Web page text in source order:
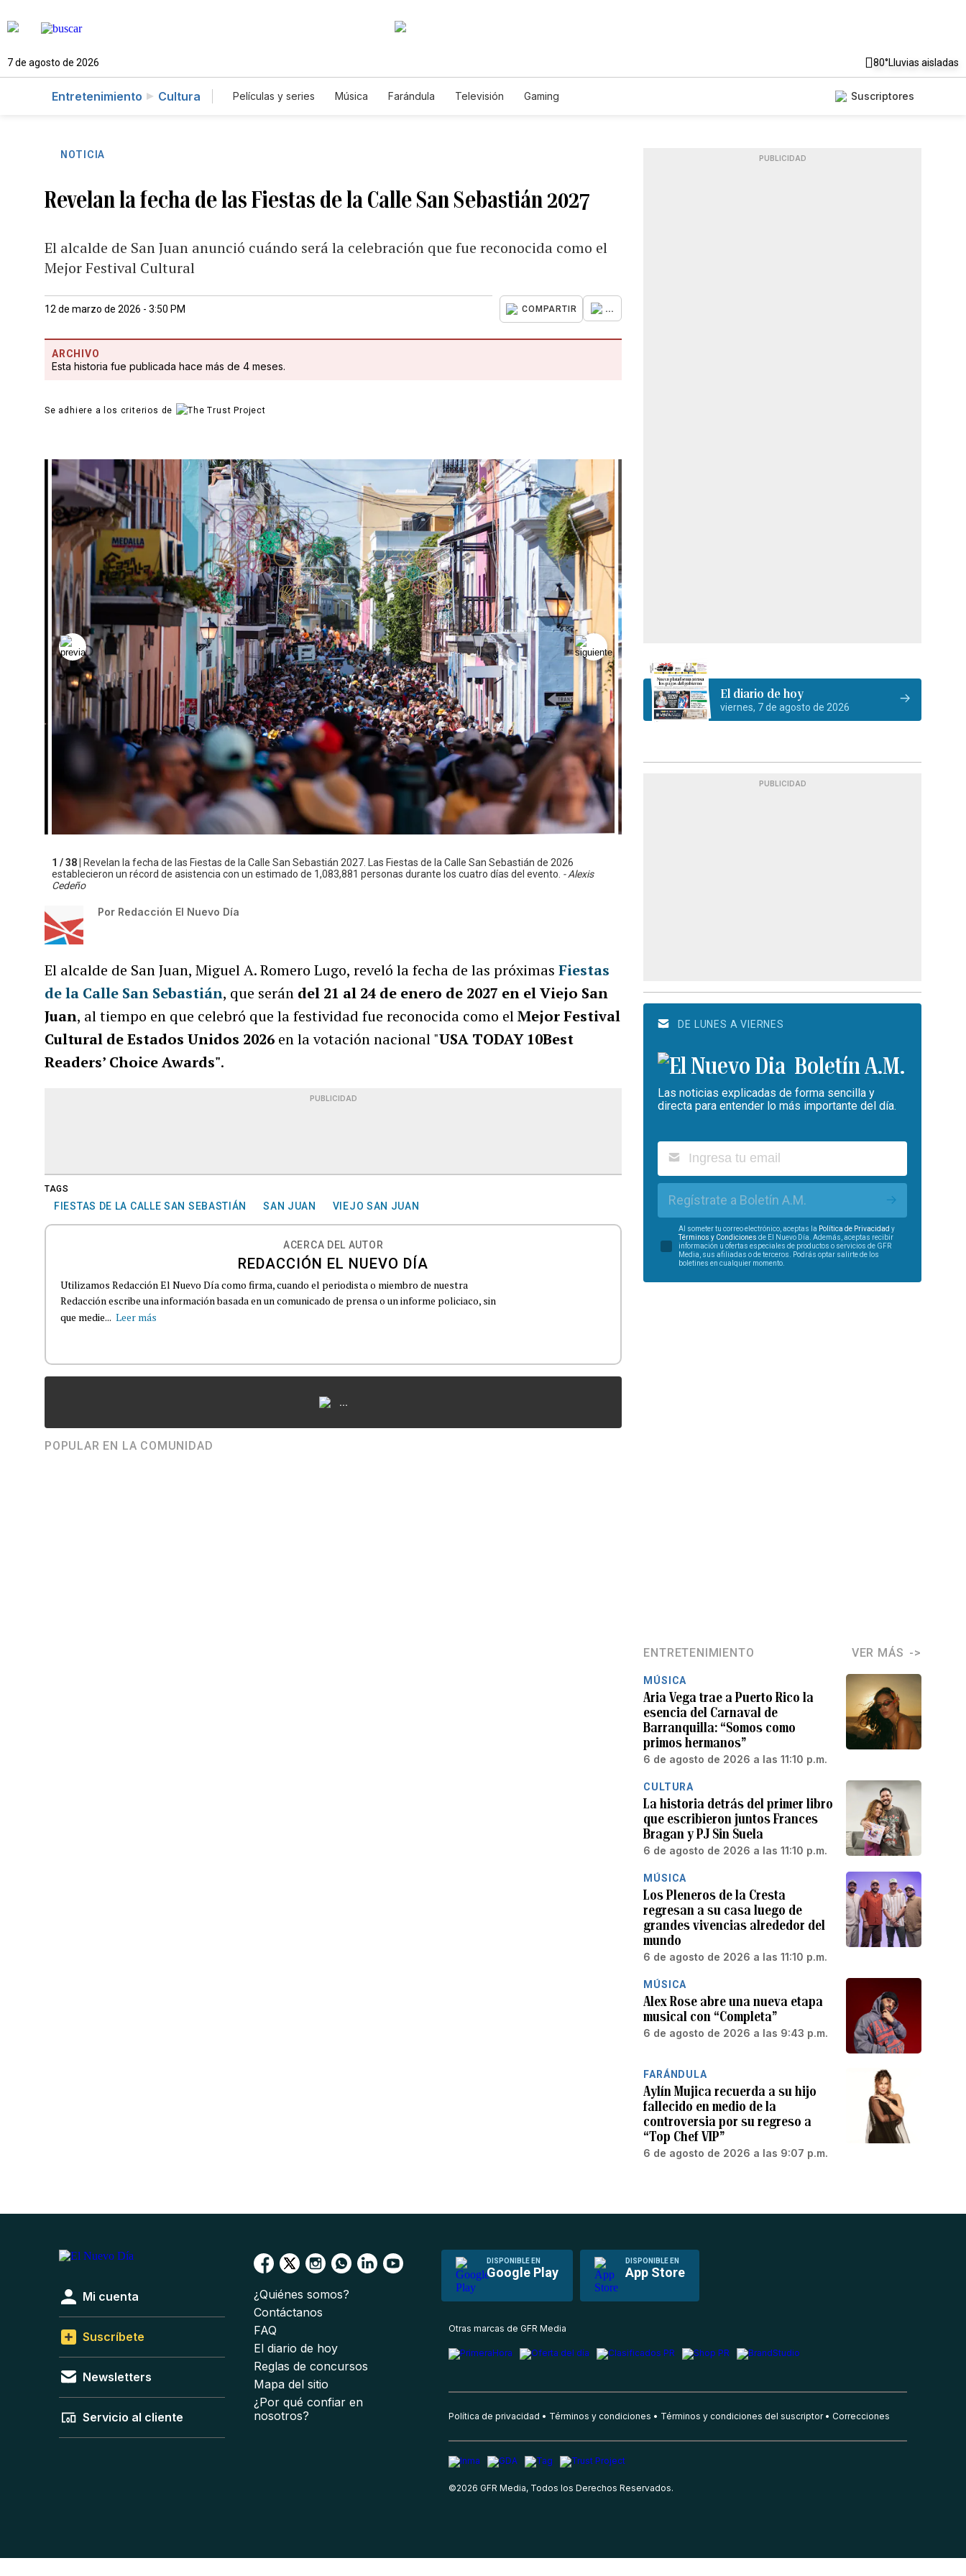
7 de agosto de 2026 80°Lluvias aisladas
Entretenimiento Cultura Películas y series Música Farándula Televisión Gaming Suscriptores
NOTICIA
Revelan la fecha de las Fiestas de la Calle San Sebastián 2027
El alcalde de San Juan anunció cuándo será la celebración que fue reconocida como el
Mejor Festival Cultural
12 de marzo de 2026 - 3:50 PM COMPARTIR ...
ARCHIVO
Esta historia fue publicada hace más de 4 meses.
Se adhiere a los criterios de
1 / 38 |
Revelan la fecha de las Fiestas de la Calle San Sebastián 2027. Las Fiestas de la Calle San Sebastián de 2026
establecieron un récord de asistencia con un estimado de 1,083,881 personas durante los cuatro días del evento. - Alexis
Cedeño
Por Redacción El Nuevo Día
El alcalde de San Juan, Miguel A. Romero Lugo, reveló la fecha de las próximasFiestas
de la Calle San Sebastián, que serán del 21 al 24 de enero de 2027 en el Viejo San
Juan, al tiempo en que celebró que la festividad fue reconocida como elMejor Festival
Cultural de Estados Unidos 2026 en la votación nacional "USA TODAY 10Best
Readers’ Choice Awards".
PUBLICIDAD
TAGS
FIESTAS DE LA CALLE SAN SEBASTIÁN SAN JUAN VIEJO SAN JUAN
ACERCA DEL AUTOR
REDACCIÓN EL NUEVO DÍA
Utilizamos Redacción El Nuevo Día como firma, cuando el periodista o miembro de nuestra
Redacción escribe una información basada en un comunicado de prensa o un informe policiaco, sin
que medie... Leer más
...
POPULAR EN LA COMUNIDAD
PUBLICIDAD
El diario de hoy
viernes, 7 de agosto de 2026
PUBLICIDAD
DE LUNES A VIERNES
Boletín A.M.
Las noticias explicadas de forma sencilla y
directa para entender lo más importante del día.
Regístrate a Boletín A.M.
Al someter tu correo electrónico, aceptas la Política de Privacidad y
Términos y Condiciones de El Nuevo Día. Además, aceptas recibir
información u ofertas especiales de productos o servicios de GFR
Media, sus afiliadas o de terceros. Podrás optar salirte de los
boletines en cualquier momento.
ENTRETENIMIENTO VER MÁS
MÚSICA
Aria Vega trae a Puerto Rico la
esencia del Carnaval de
Barranquilla: “Somos como
primos hermanos”
6 de agosto de 2026 a las 11:10 p.m.
CULTURA
La historia detrás del primer libro
que escribieron juntos Frances
Bragan y PJ Sin Suela
6 de agosto de 2026 a las 11:10 p.m.
MÚSICA
Los Pleneros de la Cresta
regresan a su casa luego de
grandes vivencias alrededor del
mundo
6 de agosto de 2026 a las 11:10 p.m.
MÚSICA
Alex Rose abre una nueva etapa
musical con “Completa”
6 de agosto de 2026 a las 9:43 p.m.
FARÁNDULA
Aylín Mujica recuerda a su hijo
fallecido en medio de la
controversia por su regreso a
“Top Chef VIP”
6 de agosto de 2026 a las 9:07 p.m.
DISPONIBLE EN
Google Play
DISPONIBLE EN
App Store
Mi cuenta
Suscríbete
Newsletters
Servicio al cliente
¿Quiénes somos?
Contáctanos
FAQ
El diario de hoy
Reglas de concursos
Mapa del sitio
¿Por qué confiar en
nosotros?
Otras marcas de GFR Media
Política de privacidad Términos y condiciones Términos y condiciones del suscriptor Correcciones
©2026 GFR Media, Todos los Derechos Reservados.